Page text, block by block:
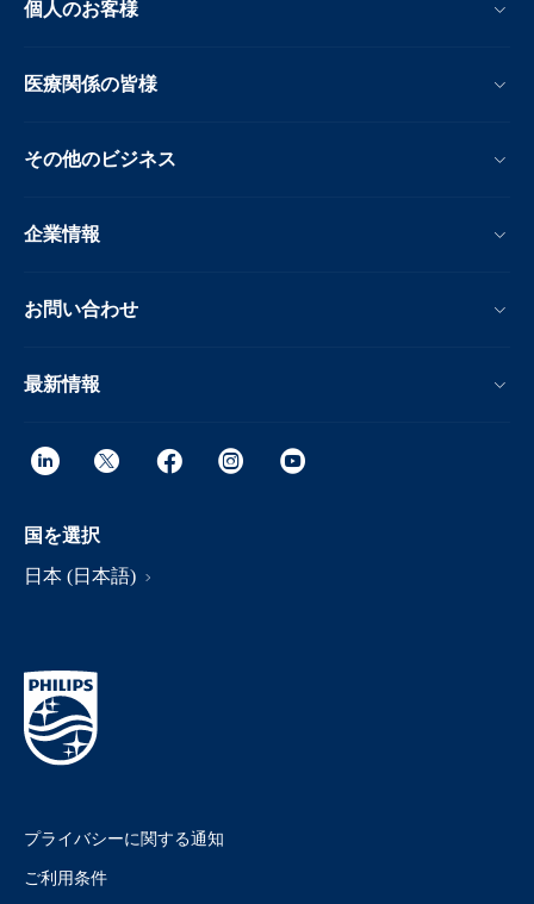
個人のお客様
医療関係の皆様
その他のビジネス
企業情報
お問い合わせ
最新情報
国を選択
日本 (日本語)
プライバシーに関する通知
ご利用条件